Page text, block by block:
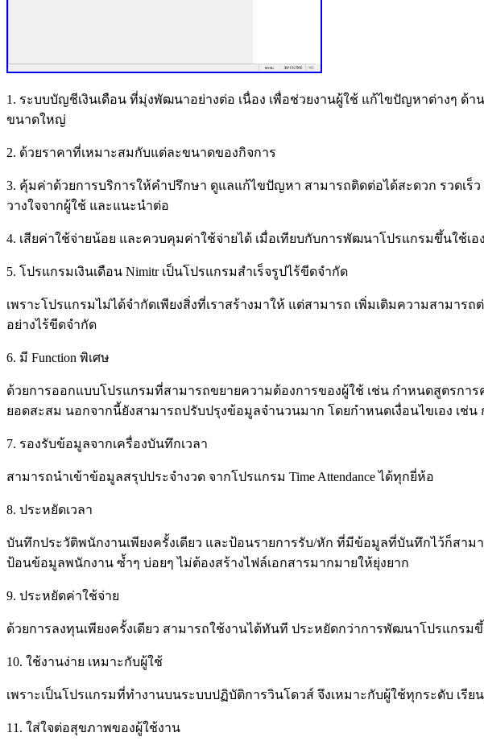
1. ระบบบัญชีเงินเดือน ที่มุ่งพัฒนาอย่างต่อ เนื่อง เพื่อช่วยงานผู้ใช้ แก้ไขปัญหาต่างๆ
ขนาดใหญ่
2. ด้วยราคาที่เหมาะสมกับแต่ละขนาดของกิจการ
3. คุ้มค่าด้วยการบริการให้คำปรึกษา ดูแลแก้ไขปัญหา สามารถติดต่อได้สะดวก รวดเ
วางใจจากผู้ใช้ และแนะนำต่อ
4. เสียค่าใช้จ่ายน้อย และควบคุมค่าใช้จ่ายได้ เมื่อเทียบกับการพัฒนาโปรแกรมขึ้นใช้เอ
5. โปรแกรมเงินเดือน Nimitr เป็นโปรแกรมสำเร็จรูปไร้ขีดจำกัด
เพราะโปรแกรมไม่ได้จำกัดเพียงสิ่งที่เราสร้างมาให้ แต่สามารถ เพิ่มเติมความสามาร
อย่างไร้ขีดจำกัด
6. มี Function พิเศษ
ด้วยการออกแบบโปรแกรมที่สามารถขยายความต้องการของผู้ใช้ เช่น กำหนดสูตรก
ยอดสะสม นอกจากนี้ยังสามารถปรับปรุงข้อมูลจำนวนมาก โดยกำหนดเงื่อนไขเอง เช่น
7. รองรับข้อมูลจากเครื่องบันทึกเวลา
สามารถนำเข้าข้อมูลสรุปประจำงวด จากโปรแกรม Time Attendance ได้ทุกยี่ห้อ
8. ประหยัดเวลา
บันทึกประวัติพนักงานเพียงครั้งเดียว และป้อนรายการรับ/หัก ที่มีข้อมูลที่บันทึกไว้ก็สาม
ป้อนข้อมูลพนักงาน ซ้ำๆ บ่อยๆ ไม่ต้องสร้างไฟล์เอกสารมากมายให้ยุ่งยาก
9. ประหยัดค่าใช้จ่าย
ด้วยการลงทุนเพียงครั้งเดียว สามารถใช้งานได้ทันที ประหยัดกว่าการพัฒนาโปรแกรมขึ้
10. ใช้งานง่าย เหมาะกับผู้ใช้
เพราะเป็นโปรแกรมที่ทำงานบนระบบปฏิบัติการวินโดวส์ จึงเหมาะกับผู้ใช้ทุกระดับ เ
11. ใส่ใจต่อสุขภาพของผู้ใช้งาน